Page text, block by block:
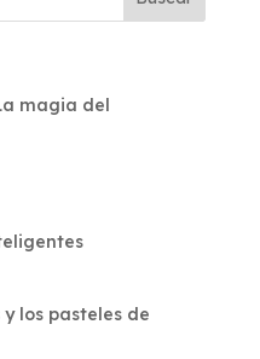
magia del
los pasteles de